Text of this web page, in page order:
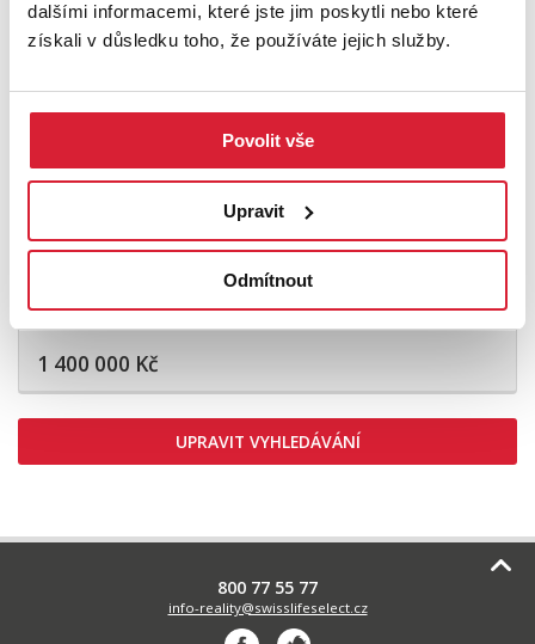
dalšími informacemi, které jste jim poskytli nebo které
získali v důsledku toho, že používáte jejich služby.
Povolit vše
Upravit
Odmítnout
Sleva
Prodej zemědělského objektu 1797 m2,
Cizkrajov
1 400 000 Kč
UPRAVIT VYHLEDÁVÁNÍ
800 77 55 77
info-reality@swisslifeselect.cz